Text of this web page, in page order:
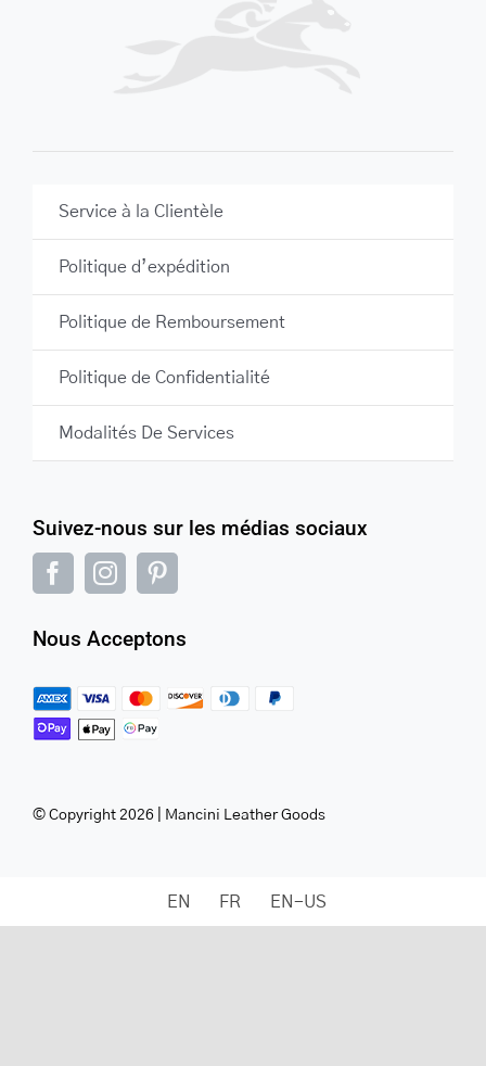
Suivez-nous sur les médias sociaux
Nous Acceptons
© Copyright 2026 | Mancini Leather Goods
Service à la Clientèle
Politique d’expédition
Politique de Remboursement
Politique de Confidentialité
Modalités De Services
EN FR